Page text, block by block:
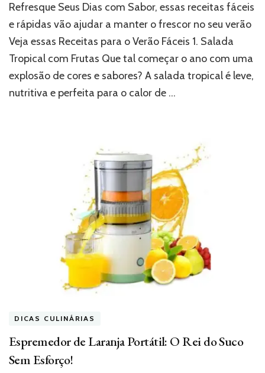
Refresque Seus Dias com Sabor, essas receitas fáceis
e rápidas vão ajudar a manter o frescor no seu verão
Veja essas Receitas para o Verão Fáceis 1. Salada
Tropical com Frutas Que tal começar o ano com uma
explosão de cores e sabores? A salada tropical é leve,
nutritiva e perfeita para o calor de …
DICAS CULINÁRIAS
Espremedor de Laranja Portátil: O Rei do Suco
Sem Esforço!